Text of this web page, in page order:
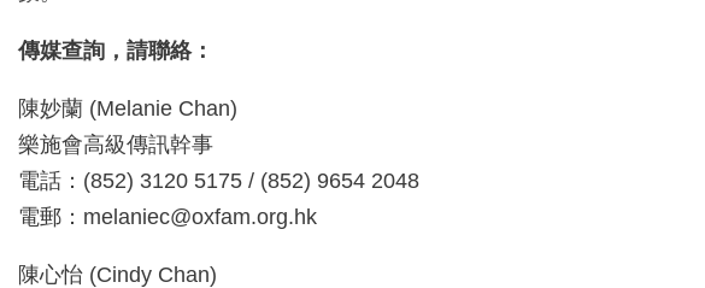
傳媒查詢，請聯絡：
陳妙蘭 (Melanie Chan)
樂施會高級傳訊幹事
電話：(852) 3120 5175 / (852) 9654 2048
電郵： melaniec@oxfam.org.hk
陳心怡 (Cindy Chan)